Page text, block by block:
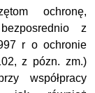
ochronę,
z
r o ochronie
z pózn. zm.)
współpracy